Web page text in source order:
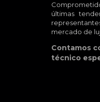
últimas
mercado de
Contamos
técnico